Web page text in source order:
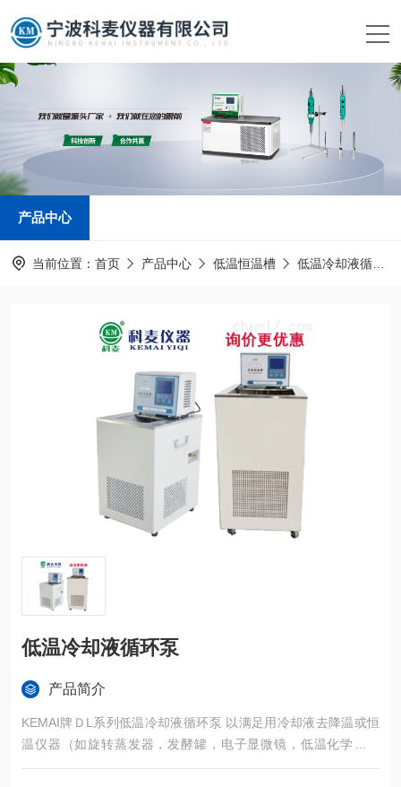
产品中心
当前位置： 首页 产品中心 低温恒温槽 低温冷却液循环泵
低温冷却液循环泵
产品简介
KEMAI牌ＤL系列低温冷却液循环泵 以满足用冷却液去降温或恒
温仪器（如旋转蒸发器，发酵罐，电子显微镜，低温化学反应
釜，电子能谱仪，质谱仪，密度仪，冷冻干燥仪，真空镀膜仪，